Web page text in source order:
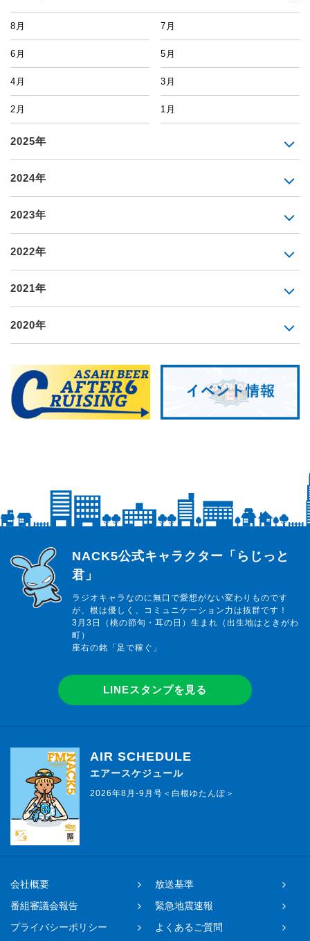
8月 7月
6月 5月
4月 3月
2月 1月
2025年
2024年
2023年
2022年
2021年
2020年
らじっと君
NACK5公式キャラクター「らじっと
君」
ラジオキャラなのに無口で愛想がない変わりものです
が、根は優しく、コミュニケーション力は抜群です！
3月3日（桃の節句・耳の日）生まれ（出生地はときがわ
町）
座右の銘「足で稼ぐ」
LINEスタンプを見る
AIR SCHEDULE
エアースケジュール
2026年8月-9月号＜白根ゆたんぽ＞
会社概要
放送基準
番組審議会報告
緊急地震速報
プライバシーポリシー
よくあるご質問